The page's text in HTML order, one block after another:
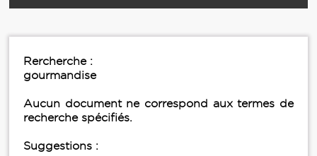
Rercherche :
gourmandise
Aucun document ne correspond aux termes de
recherche spécifiés.
Suggestions :